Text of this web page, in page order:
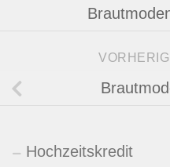
Hochzeitskredit